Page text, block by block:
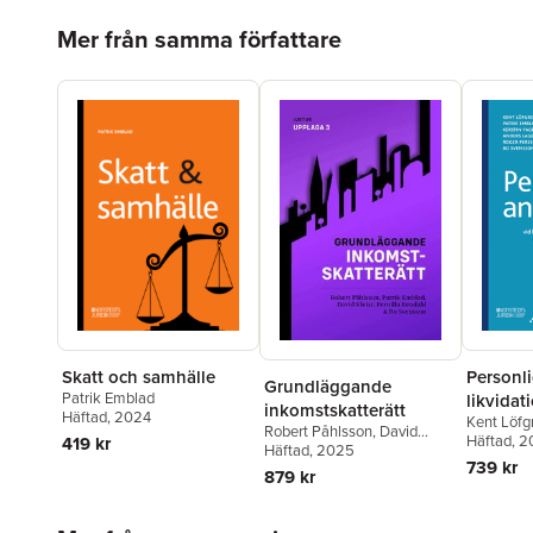
Mer från samma författare
Skatt och samhälle
Patrik Emblad
Häftad, 2024
419 kr
Grundläggande
inkomstskatterätt
Robert Påhlsson, David
Kleist,Pernilla Rendahl
Svensson
Häftad, 2025
879 kr
Kent
Fagerberg
Österman
Anders
Häftad,
739 kr